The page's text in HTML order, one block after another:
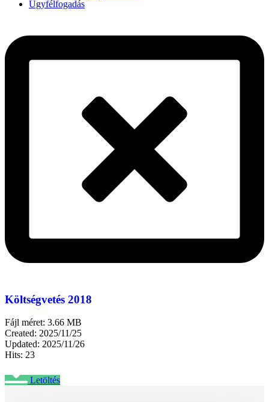
Ügyfélfogadás
Költségvetés 2018
Fájl méret: 3.66 MB
Created: 2025/11/25
Updated: 2025/11/26
Hits: 23
Letöltés